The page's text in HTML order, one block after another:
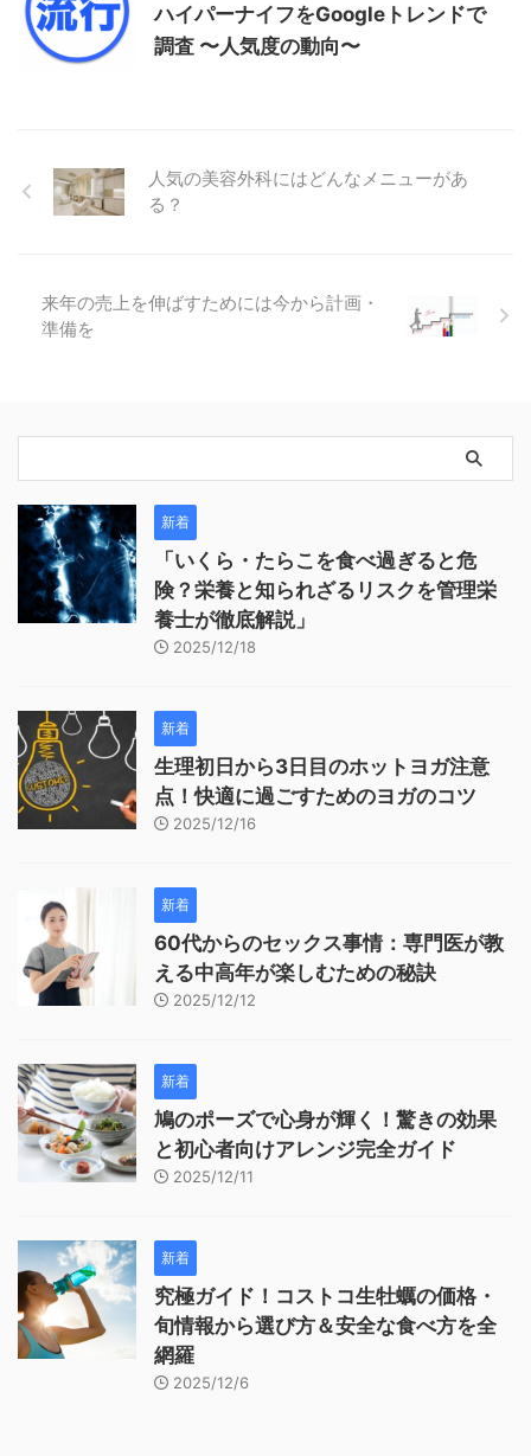
ハイパーナイフをGoogleトレンドで
調査 〜人気度の動向〜
人気の美容外科にはどんなメニューがあ
る？
来年の売上を伸ばすためには今から計画・
準備を
新着
「いくら・たらこを食べ過ぎると危
険？栄養と知られざるリスクを管理栄
養士が徹底解説」
2025/12/18
新着
生理初日から3日目のホットヨガ注意
点！快適に過ごすためのヨガのコツ
2025/12/16
新着
60代からのセックス事情：専門医が教
える中高年が楽しむための秘訣
2025/12/12
新着
鳩のポーズで心身が輝く！驚きの効果
と初心者向けアレンジ完全ガイド
2025/12/11
新着
究極ガイド！コストコ生牡蠣の価格・
旬情報から選び方＆安全な食べ方を全
網羅
2025/12/6